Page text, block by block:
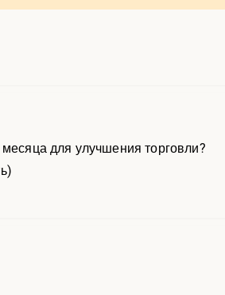
для улучшения торговли?